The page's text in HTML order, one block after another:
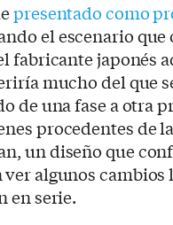
presentado como
el escenario que
fabricante japonés
mucho del que
de una fase a otra
procedentes de
un diseño que
algunos cambios
en serie.